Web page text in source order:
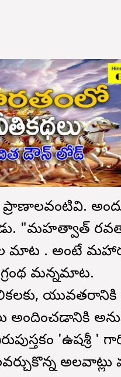
"మహత్వాత్
మాట . అంటే
మన్నమాట.
యువతరానికి
అందించడానికి
'ఉషశ్రీ '